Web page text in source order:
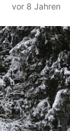
vor 8 Jahren